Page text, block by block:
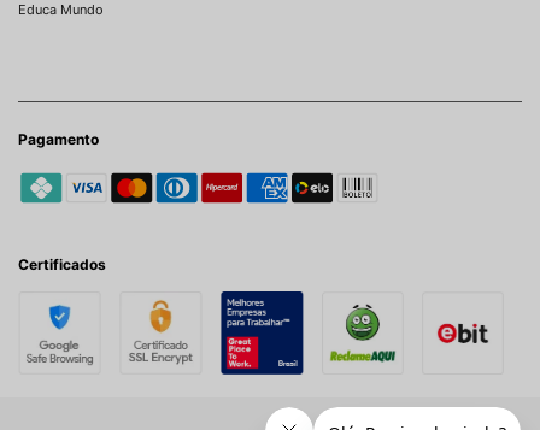
Educa Mundo
Pagamento
Certificados